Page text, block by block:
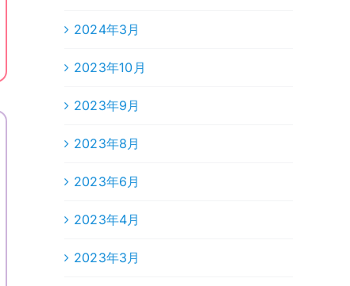
2024年3月
2023年10月
2023年9月
2023年8月
2023年6月
2023年4月
2023年3月